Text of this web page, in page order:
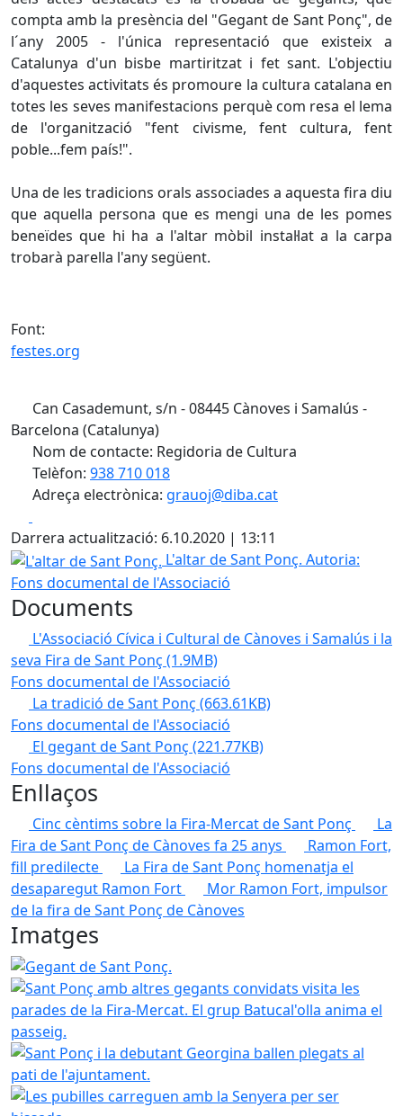
compta amb la presència del "Gegant de Sant Ponç", de
l´any 2005 - l'única representació que existeix a
Catalunya d'un bisbe martiritzat i fet sant. L'objectiu
d'aquestes activitats és promoure la cultura catalana en
totes les seves manifestacions perquè com resa el lema
de l'organització "fent civisme, fent cultura, fent
poble...fem país!".
Una de les tradicions orals associades a aquesta fira diu
que aquella persona que es mengi una de les pomes
beneïdes que hi ha a l'altar mòbil instal·lat a la carpa
trobarà parella l'any següent.
Font:
festes.org
Can Casademunt, s/n - 08445 Cànoves i Samalús -
Barcelona (Catalunya)
Nom de contacte: Regidoria de Cultura
Telèfon: 938 710 018
Adreça electrònica: grauoj@diba.cat
Darrera actualització: 6.10.2020 | 13:11
L'altar de Sant Ponç.
L'altar de Sant Ponç. Autoria:
Fons documental de l'Associació
Documents
L'Associació Cívica i Cultural de Cànoves i Samalús i la
seva Fira de Sant Ponç (1.9MB)
Fons documental de l'Associació
La tradició de Sant Ponç (663.61KB)
Fons documental de l'Associació
El gegant de Sant Ponç (221.77KB)
Fons documental de l'Associació
Enllaços
Cinc cèntims sobre la Fira-Mercat de Sant Ponç
La
Fira de Sant Ponç de Cànoves fa 25 anys
Ramon Fort,
fill predilecte
La Fira de Sant Ponç homenatja el
desaparegut Ramon Fort
Mor Ramon Fort, impulsor
de la fira de Sant Ponç de Cànoves
Imatges
Gegant de Sant Ponç.
Sant Ponç i la debutant Georgina ballen plegats al pati
Les pubilles carreguen amb la Senyera per ser hissada.